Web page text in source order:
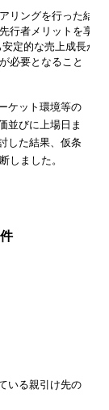
リングを行った結
行者メリットを享受
定的な売上成長が
必要となること
ケット環境等の
並びに上場日ま
した結果、仮条
ました。
いる親引け先の